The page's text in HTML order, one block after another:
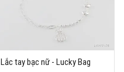
Lắc tay bạc nữ - Lucky Bag